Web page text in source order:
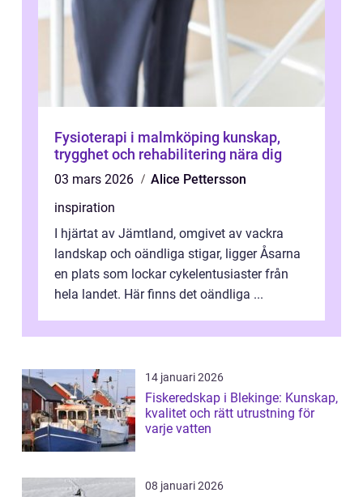
Fysioterapi i malmköping kunskap,
trygghet och rehabilitering nära dig
03 mars 2026
Alice Pettersson
inspiration
I hjärtat av Jämtland, omgivet av vackra
landskap och oändliga stigar, ligger Åsarna
en plats som lockar cykelentusiaster från
hela landet. Här finns det oändliga ...
14 januari 2026
Fiskeredskap i Blekinge: Kunskap,
kvalitet och rätt utrustning för
varje vatten
08 januari 2026